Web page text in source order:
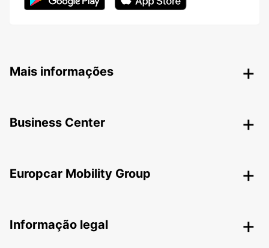
Mais informações
Business Center
Europcar Mobility Group
Informação legal